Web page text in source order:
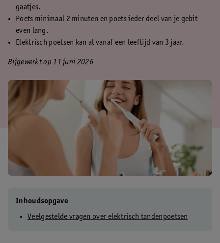
gaatjes.
Poets minimaal 2 minuten en poets ieder deel van je gebit
even lang.
Elektrisch poetsen kan al vanaf een leeftijd van 3 jaar.
Bijgewerkt op 11 juni 2026
Inhoudsopgave
Veelgestelde vragen over elektrisch tandenpoetsen